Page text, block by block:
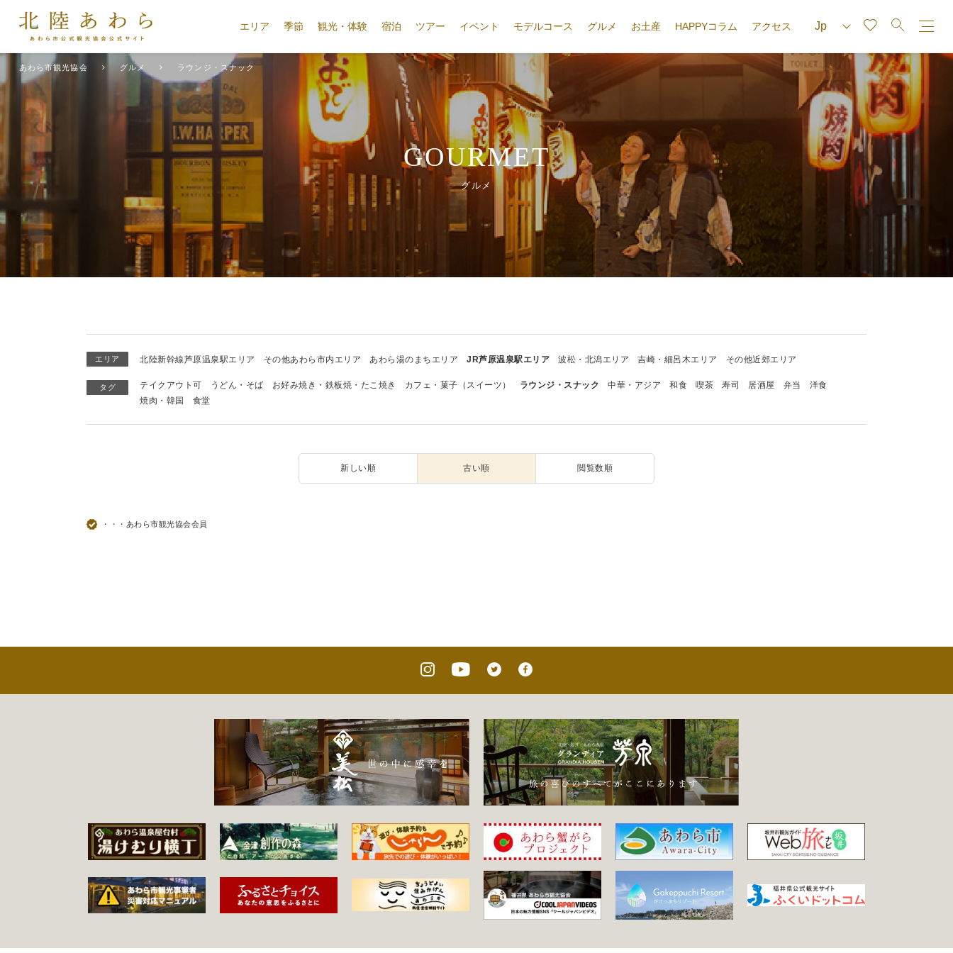
エリア 季節 観光・体験 宿泊 ツアー イベント モデルコース グルメ お土産 HAPPYコラム アクセス
あわら市観光協会 グルメ ラウンジ・スナック
GOURMET
グルメ
エリア 北陸新幹線芦原温泉駅エリア その他あわら市内エリア あわら湯のまちエリア JR芦原温泉駅エリア 波松・北潟エリア 吉崎・細呂木エリア その他近郊エリア
タグ テイクアウト可 うどん・そば お好み焼き・鉄板焼・たこ焼き カフェ・菓子（スイーツ） ラウンジ・スナック 中華・アジア 和食 喫茶 寿司 居酒屋 弁当
洋食
焼肉・韓国
食堂
新しい順 古い順 閲覧数順
・・・あわら市観光協会会員